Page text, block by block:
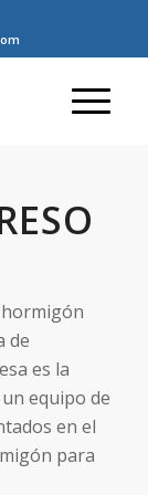
hormigón
de
es la
equipo de
en el
para